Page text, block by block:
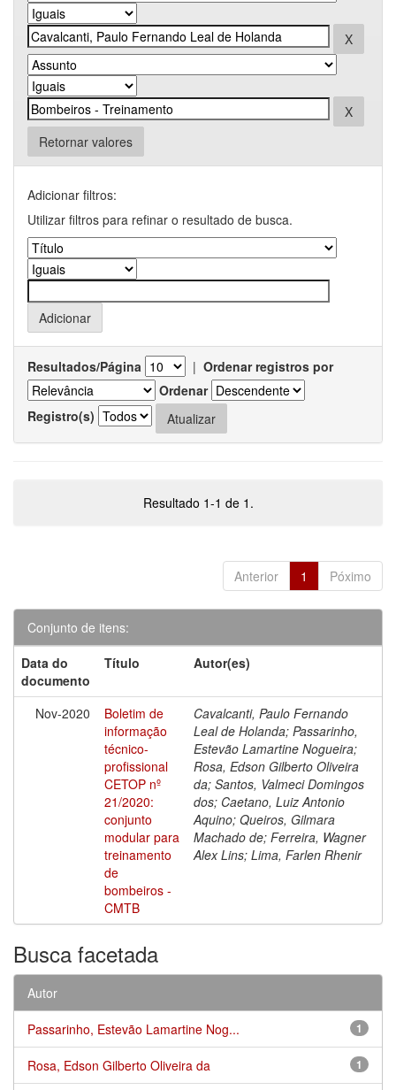
Retornar valores
Adicionar filtros:
Utilizar filtros para refinar o resultado de busca.
Resultados/Página | Ordenar registros por
Ordenar
Registro(s)
Resultado 1-1 de 1.
Anterior 1 Póximo
Conjunto de itens:
Data do
documento
Título Autor(es)
Nov-2020
Boletim de
informação
técnico-
profissional
CETOP nº
21/2020:
conjunto
modular para
treinamento
de
bombeiros -
CMTB
Cavalcanti, Paulo Fernando
Leal de Holanda; Passarinho,
Estevão Lamartine Nogueira;
Rosa, Edson Gilberto Oliveira
da; Santos, Valmeci Domingos
dos; Caetano, Luiz Antonio
Aquino; Queiros, Gilmara
Machado de; Ferreira, Wagner
Alex Lins; Lima, Farlen Rhenir
Busca facetada
Autor
1
Passarinho, Estevão Lamartine Nog...
1
Rosa, Edson Gilberto Oliveira da